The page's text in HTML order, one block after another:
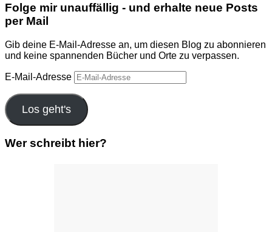
Folge mir unauffällig - und erhalte neue Posts
per Mail
Gib deine E-Mail-Adresse an, um diesen Blog zu abonnieren
und keine spannenden Bücher und Orte zu verpassen.
E-Mail-Adresse
Los geht's
Wer schreibt hier?